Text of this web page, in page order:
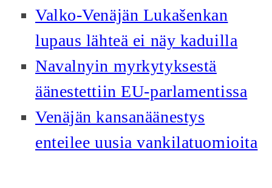
Valko-Venäjän Lukašenkan
lupaus lähteä ei näy kaduilla
Navalnyin myrkytyksestä
äänestettiin EU-parlamentissa
Venäjän kansanäänestys
enteilee uusia vankilatuomioita